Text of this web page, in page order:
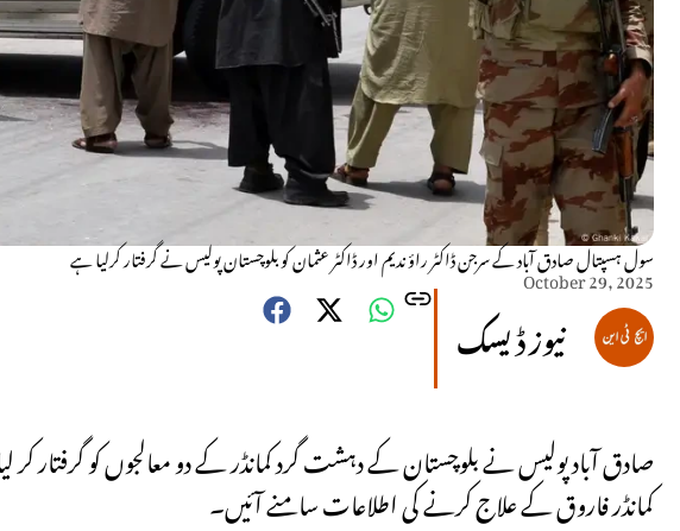
سول ہسپتال صادق آباد کے سرجن ڈاکٹر راؤ ندیم اور ڈاکٹر عثمان کو بلوچستان پولیس نے گرفتار کرلیا ہے
October 29, 2025
نیوز ڈیسک
صادق آباد پولیس نے بلوچستان کے دہشت گرد کمانڈر کے دو معالجوں کو
کمانڈر فاروق کے علاج کرنے کی اطلاعات سامنے آئیں۔